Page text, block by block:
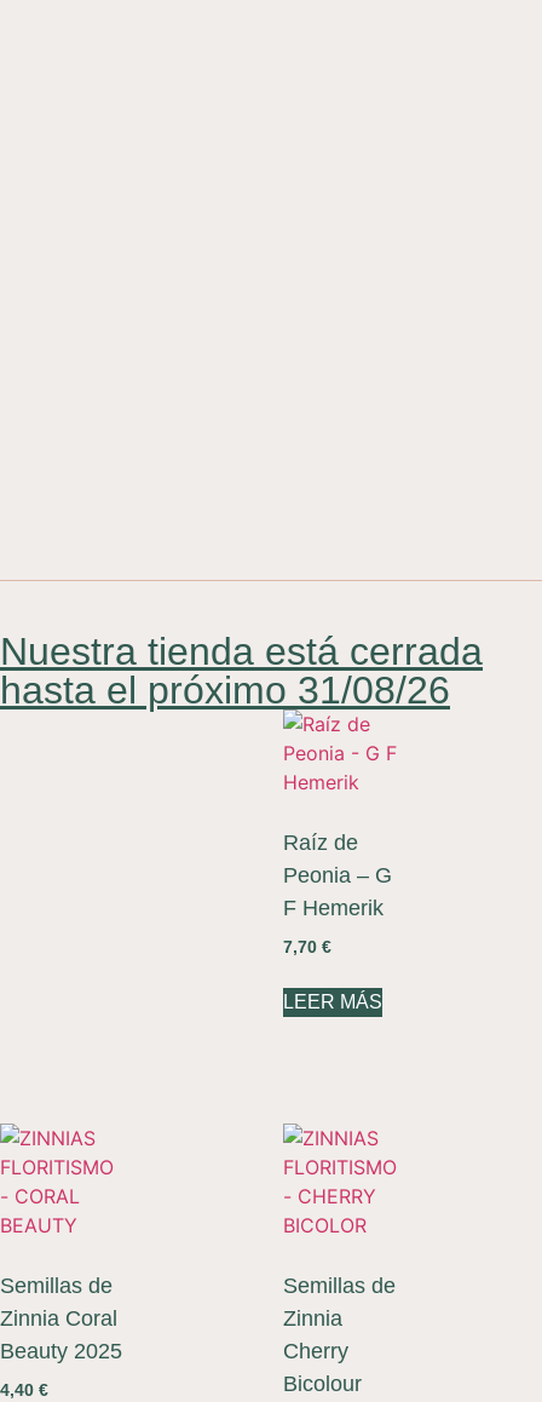
Nuestra tienda está cerrada
hasta el próximo 31/08/26
Raíz de
Peonia – G
F Hemerik
7,70 €
LEER MÁS
Semillas de
Zinnia Coral
Beauty 2025
4,40 €
Semillas de
Zinnia
Cherry
Bicolour